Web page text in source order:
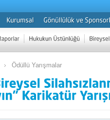
Ödüllü Yarışmalar